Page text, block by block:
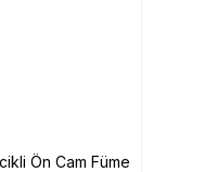
Ön Cam Füme